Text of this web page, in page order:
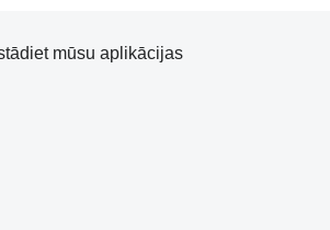
mūsu aplikācijas